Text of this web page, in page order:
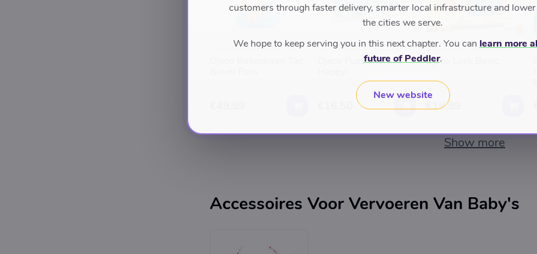
CARRABAS SPEELGOED CARRABAS SPEELGOED
Djeco Puzz & Stack
CARRABAS SPEELGOED
Djeco Lock Basic
€19.99
Show more
Accessoires Voor Vervoeren Van Baby's
customers through faster delivery, smarter local infrastructure and
the cities we serve.
We hope to keep serving you in this next chapter. You can learn more
future of Peddler.
New website